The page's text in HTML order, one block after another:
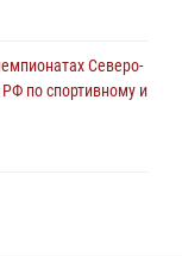
Северо-
по спортивному и